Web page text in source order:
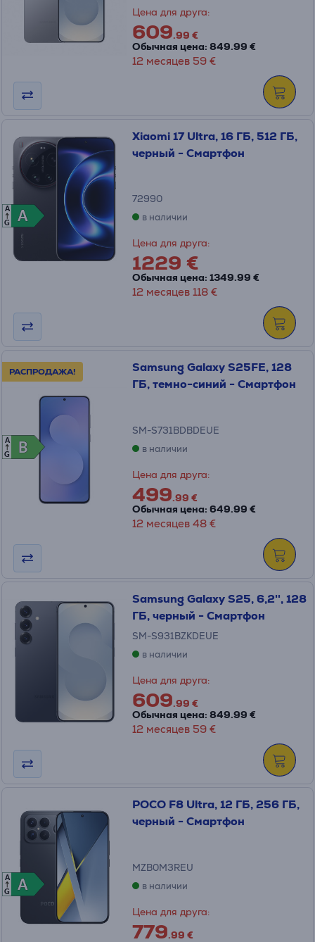
Цена для друга:
609.99 €
Обычная цена: 849.99 €
12 месяцев 59 €
A
A
A
G
Xiaomi 17 Ultra, 16 ГБ, 512 ГБ,
черный - Смартфон
72990
в наличии
Цена для друга:
1229 €
Обычная цена: 1349.99 €
12 месяцев 118 €
РАСПРОДАЖА!
B
B
A
G
Samsung Galaxy S25FE, 128
ГБ, темно-синий - Смартфон
SM-S731BDBDEUE
в наличии
Цена для друга:
499.99 €
Обычная цена: 649.99 €
12 месяцев 48 €
Samsung Galaxy S25, 6,2'', 128
ГБ, черный - Смартфон
SM-S931BZKDEUE
в наличии
Цена для друга:
609.99 €
Обычная цена: 849.99 €
12 месяцев 59 €
A
A
A
G
POCO F8 Ultra, 12 ГБ, 256 ГБ,
черный - Смартфон
MZB0M3REU
в наличии
Цена для друга:
779.99 €